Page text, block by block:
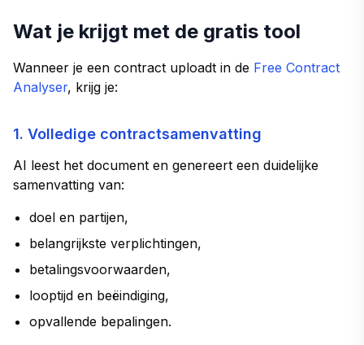
Wat je krijgt met de gratis tool
Wanneer je een contract uploadt in de Free Contract
Analyser, krijg je:
1. Volledige contractsamenvatting
AI leest het document en genereert een duidelijke
samenvatting van:
doel en partijen,
belangrijkste verplichtingen,
betalingsvoorwaarden,
looptijd en beëindiging,
opvallende bepalingen.